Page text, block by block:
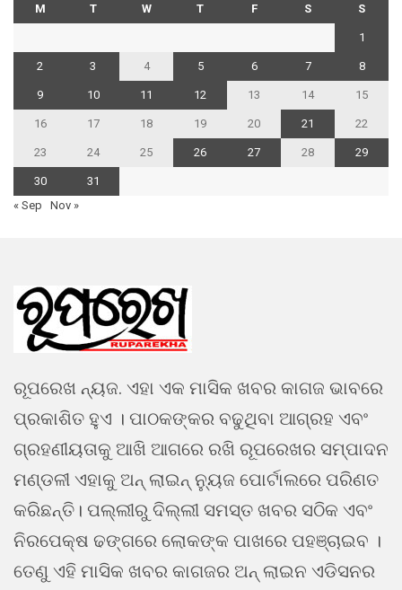
M T W T F S S
1
2 3 4 5 6 7 8
9 10 11 12 13 14 15
16 17 18 19 20 21 22
23 24 25 26 27 28 29
30
31
« Sep
Nov »
ରୂପରେଖ ନ୍ୟଜ. ଏହା ଏକ ମାସିକ ଖବର କାଗଜ ଭାବରେ
ପ୍ରକାଶିତ ହୁଏ । ପାଠକଙ୍କର ବଢୁଥିବା ଆଗ୍ରହ ଏବଂ
ଗ୍ରହଣୀୟତାକୁ ଆଖି ଆଗରେ ରଖି ରୂପରେଖର ସମ୍ପାଦନ
ମଣ୍ଡଳୀ ଏହାକୁ ଅନ୍ ଲାଇନ୍ ନ୍ୟୁଜ ପୋର୍ଟାଲରେ ପରିଣତ
କରିଛନ୍ତି। ପଲ୍ଲୀରୁ ଦିଲ୍ଲୀ ସମସ୍ତ ଖବର ସଠିକ ଏବଂ
ନିରପେକ୍ଷ ଢଙ୍ଗରେ ଲୋକଙ୍କ ପାଖରେ ପହଞ୍ଚାଇବ ।
ତେଣୁ ଏହି ମାସିକ ଖବର କାଗଜର ଅନ୍ ଲାଇନ ଏଡିସନର